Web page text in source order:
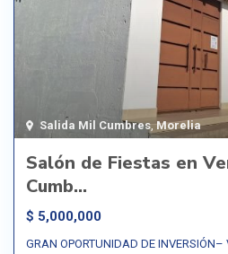
Salida Mil Cumbres,Morelia
Salón de Fiestas en
Cumb...
$ 5,000,000
GRAN OPORTUNIDAD DE INVERSIÓN–